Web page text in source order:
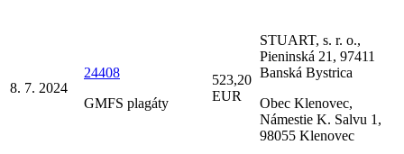
8. 7. 2024
24408
GMFS plagáty
523,20
EUR
STUART, s. r. o.,
Pieninská 21, 97411
Banská Bystrica
Obec Klenovec,
Námestie K. Salvu 1,
98055 Klenovec